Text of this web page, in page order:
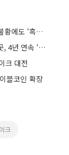
호텔신라, 3분기 영업이익 114억⋯면세점 불황에도 ‘흑자전환’
“K 미식 끝판왕” 서울신라호텔 레스토랑 4곳, 4년 연속 ‘라 리스트’ 등재
크 대전
블코인 확장
크